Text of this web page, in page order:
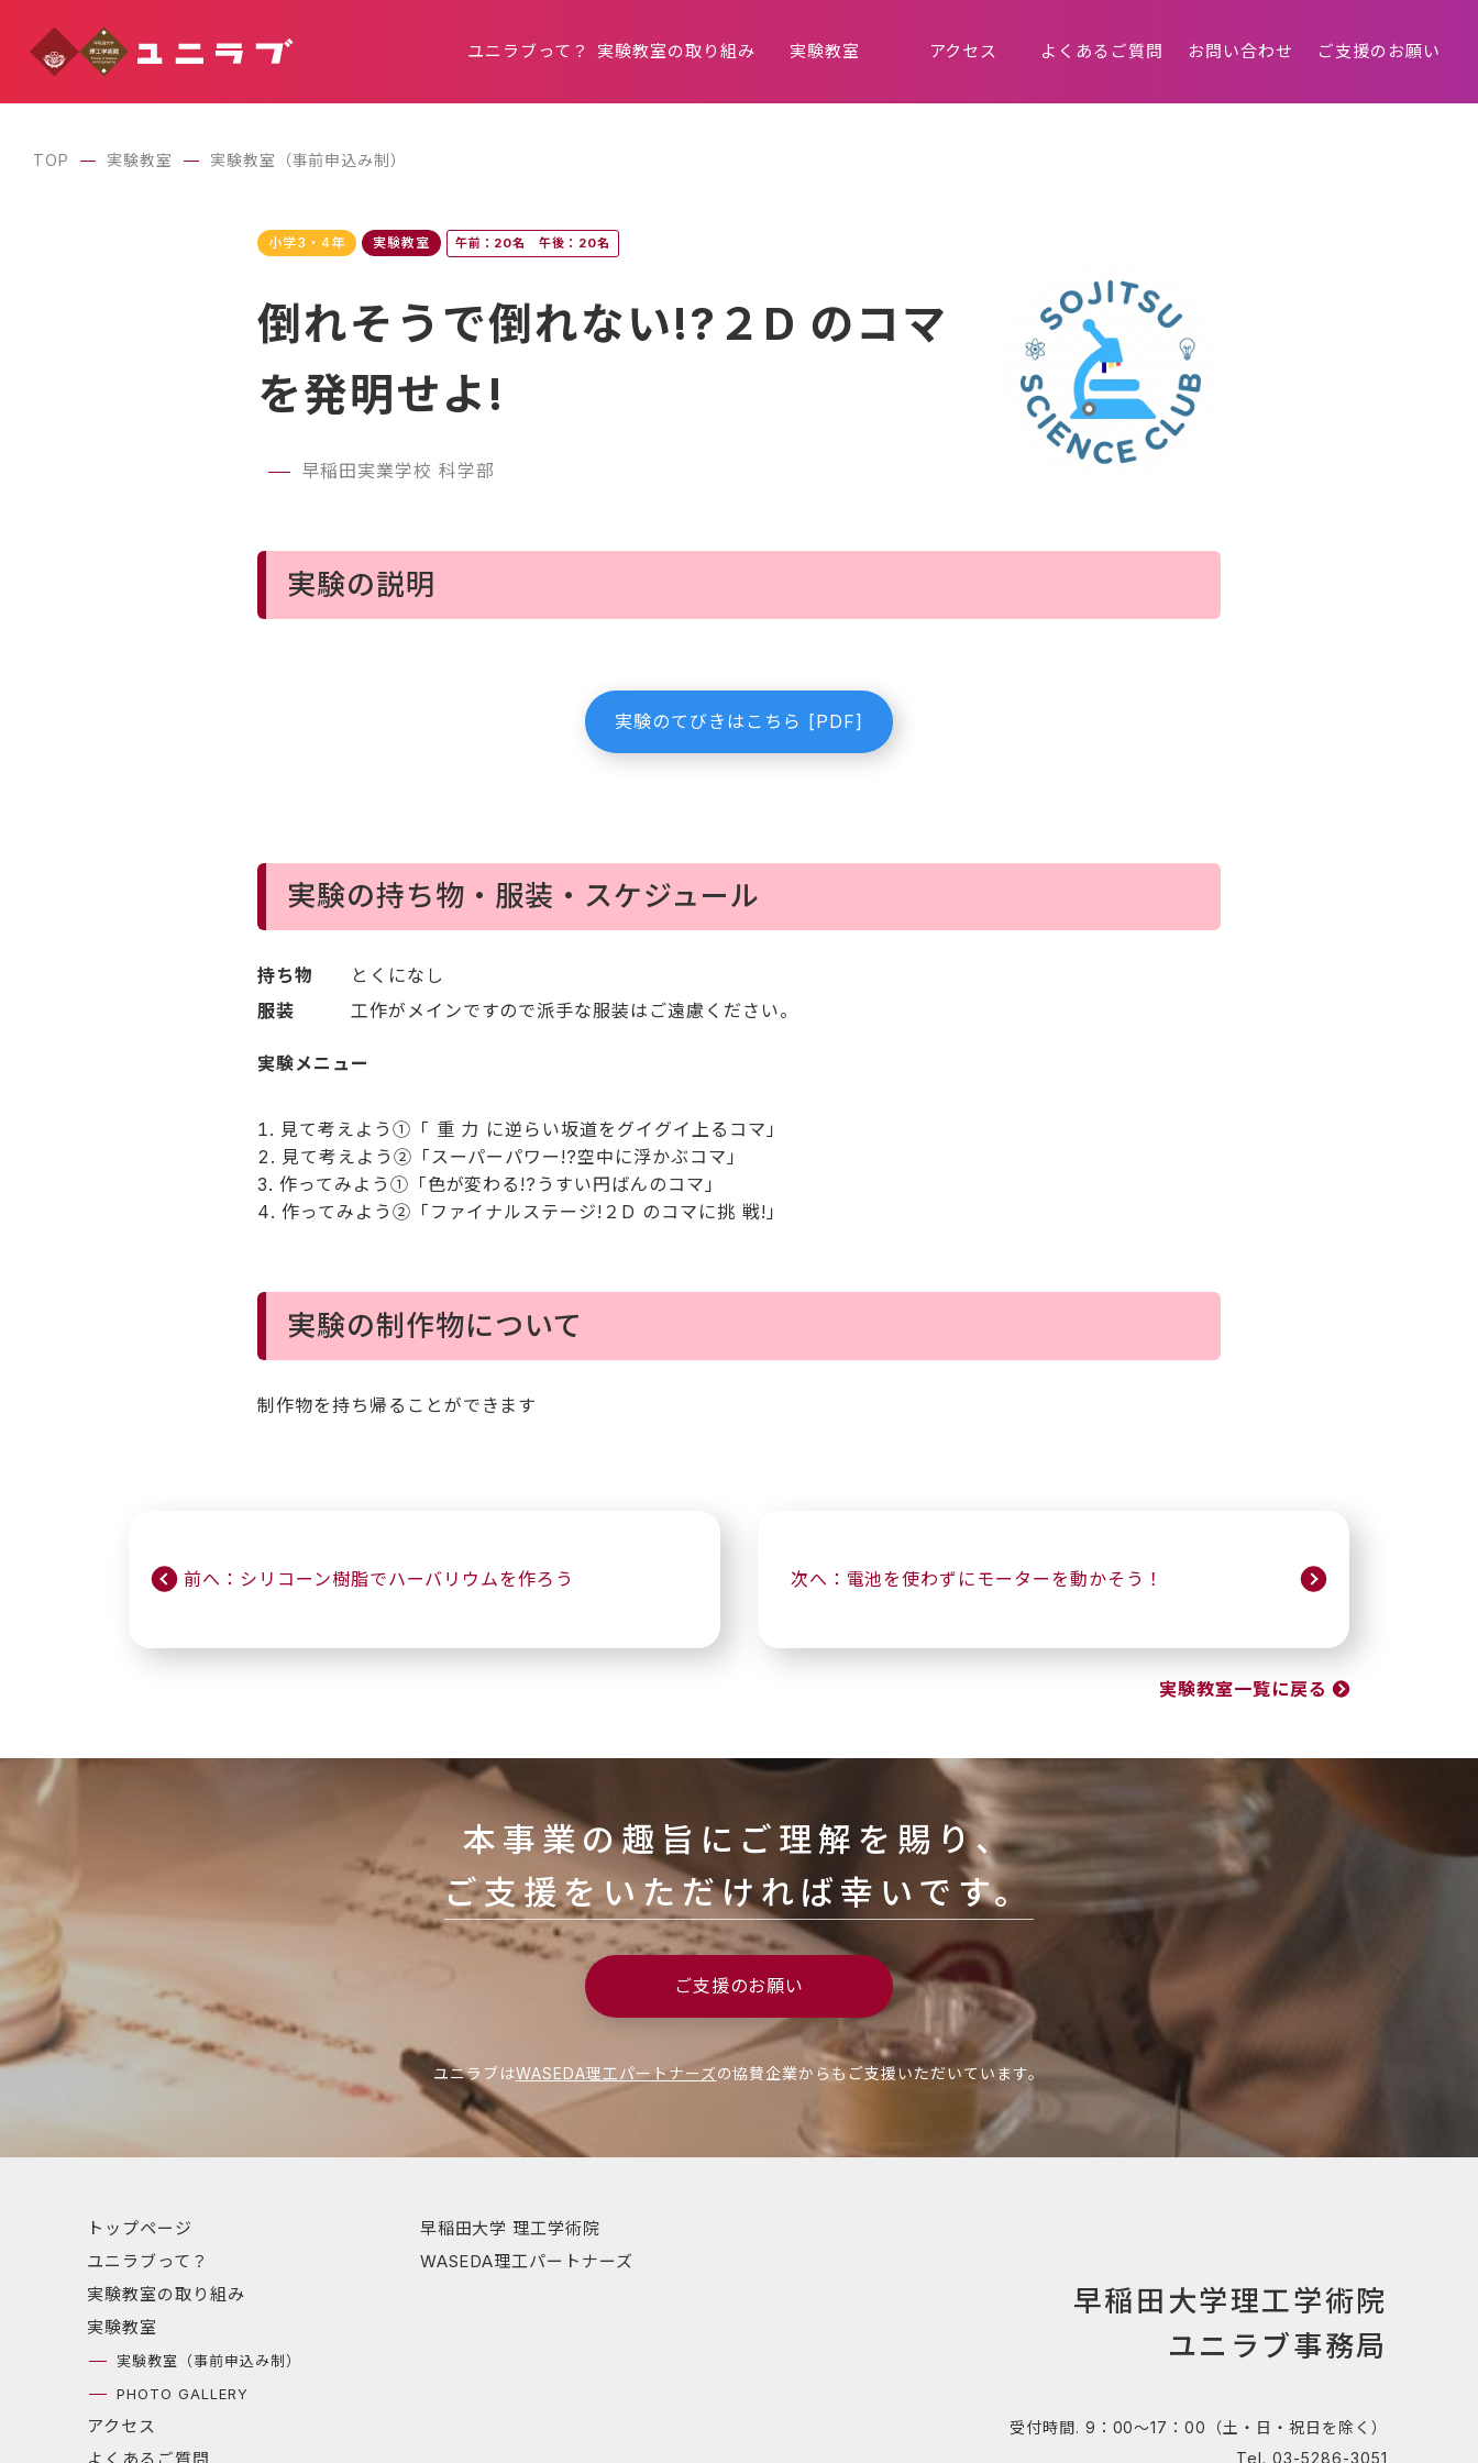
ユニラブって？ 実験教室の取り組み 実験教室 アクセス よくあるご質問 お問い合わせ ご支援のお願い
TOP 実験教室 実験教室（事前申込み制）
小学3・4年 実験教室 午前：20名 午後：20名
倒れそうで倒れない!?２D のコマ
を発明せよ!
早稲田実業学校 科学部
実験の説明
実験のてびきはこちら [PDF]
実験の持ち物・服装・スケジュール
持ち物 とくになし
服装 工作がメインですので派手な服装はご遠慮ください。
実験メニュー
見て考えよう①「 重 力 に逆らい坂道をグイグイ上るコマ」
見て考えよう②「スーパーパワー!?空中に浮かぶコマ」
作ってみよう①「色が変わる!?うすい円ばんのコマ」
作ってみよう②「ファイナルステージ!２D のコマに挑 戦!」
実験の制作物について
制作物を持ち帰ることができます
前へ：シリコーン樹脂でハーバリウムを作ろう 次へ：電池を使わずにモーターを動かそう！
実験教室一覧に戻る
本事業の趣旨にご理解を賜り、
ご支援をいただければ幸いです。
ご支援のお願い
ユニラブはWASEDA理工パートナーズの協賛企業からもご支援いただいています。
トップページ
ユニラブって？
実験教室の取り組み
実験教室
実験教室（事前申込み制）
PHOTO GALLERY
アクセス
早稲田大学 理工学術院
WASEDA理工パートナーズ
早稲田大学理工学術院
ユニラブ事務局
受付時間. 9：00～17：00（土・日・祝日を除く）
Tel. 03-5286-3051